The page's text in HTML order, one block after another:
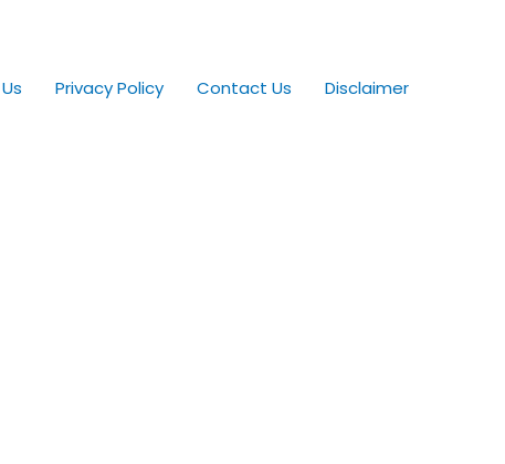
Privacy Policy Contact Us Disclaimer